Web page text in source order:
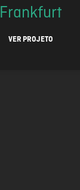
Frankfurt
VER PROJETO